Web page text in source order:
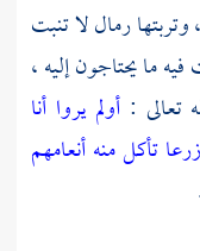
رمال لا تنبت
فيه ما يحتاجون إليه ،
تعالى : أولم يروا أنا
تأكل منه أنعامهم